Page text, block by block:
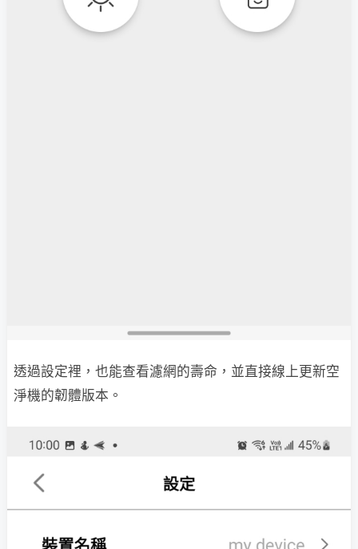
透過設定裡，也能查看濾網的壽命，並直接線上更新空
淨機的韌體版本。